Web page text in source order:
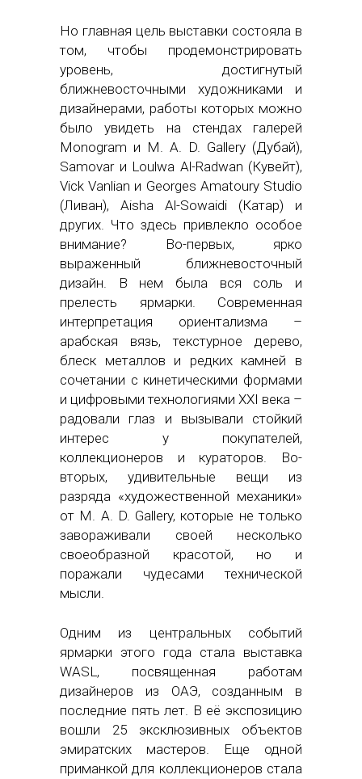
Но главная цель выставки состояла в
том, чтобы продемонстрировать
уровень, достигнутый
ближневосточными художниками и
дизайнерами, работы которых можно
было увидеть на стендах галерей
Monogram и M. A. D. Gallery (Дубай),
Samovar и Loulwa Al-Radwan (Кувейт),
Viсk Vanlian и Georges Amatoury Studio
(Ливан), Aisha Al-Sowaidi (Катар) и
других. Что здесь привлекло особое
внимание? Во-первых, ярко
выраженный ближневосточный
дизайн. В нем была вся соль и
прелесть ярмарки. Современная
интерпретация ориентализма –
арабская вязь, текстурное дерево,
блеск металлов и редких камней в
сочетании с кинетическими формами
и цифровыми технологиями XXI века –
радовали глаз и вызывали стойкий
интерес у покупателей,
коллекционеров и кураторов. Во-
вторых, удивительные вещи из
разряда «художественной механики»
от M. A. D. Gallery, которые не только
завораживали своей несколько
своеобразной красотой, но и
поражали чудесами технической
мысли.
Одним из центральных событий
ярмарки этого года стала выставка
WASL, посвященная работам
дизайнеров из ОАЭ, созданным в
последние пять лет. В её экспозицию
вошли 25 эксклюзивных объектов
эмиратских мастеров. Еще одной
приманкой для коллекционеров стала